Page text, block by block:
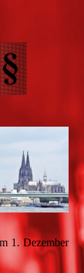
1. Dezember